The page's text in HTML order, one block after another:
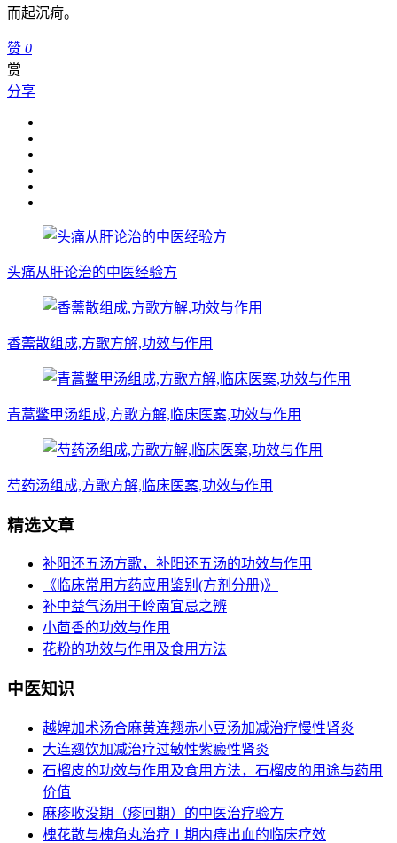
而起沉疴。
赞 0
赏
分享
头痛从肝论治的中医经验方
香薷散组成,方歌方解,功效与作用
青蒿鳖甲汤组成,方歌方解,临床医案,功效与作用
芍药汤组成,方歌方解,临床医案,功效与作用
精选文章
补阳还五汤方歌，补阳还五汤的功效与作用
《临床常用方药应用鉴别(方剂分册)》
补中益气汤用于岭南宜忌之辨
小茴香的功效与作用
花粉的功效与作用及食用方法
中医知识
越婢加术汤合麻黄连翘赤小豆汤加减治疗慢性肾炎
大连翘饮加减治疗过敏性紫癜性肾炎
石榴皮的功效与作用及食用方法，石榴皮的用途与药用
价值
麻疹收没期（疹回期）的中医治疗验方
槐花散与槐角丸治疗Ⅰ期内痔出血的临床疗效